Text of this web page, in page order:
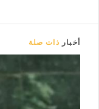
أخبار ذات صلة